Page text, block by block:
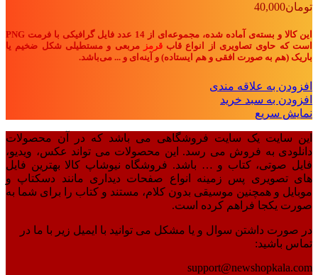
تومان40,000
این کالا و بسته‌ی آماده شده، مجموعه‌ای از 14 عدد فایل گرافیکی با فرمت PNG
است که حاوی تصاویری از انواع قاب‌قرمز مربعی و مستطیلی شکل ضخیم یا
باریک (هم به صورت افقی و هم ایستاده) و آینه‌ای و ... می‌باشد.
افزودن به علاقه مندی
افزودن به سبد خرید
نمایش سریع
این سایت یک سایت فروشگاهی می باشد که در آن محصولات
دانلودی به فروش می رسد. این محصولات می تواند عکس، ویدیو،
فایل صوتی، کتاب و … باشد. فروشگاه نیوشاپ کالا بهترین فایل
های تصویری پس زمینه انواع صفحات دیداری مانند دسکتاپ و
موبایل و همچنین موسیقی بدون کلام، مستند و کتاب را برای شما به
صورت یکجا فراهم کرده است.
در صورت داشتن سوال و یا مشکل می توانید با ایمیل زیر با ما در
تماس باشید:
support@newshopkala.com